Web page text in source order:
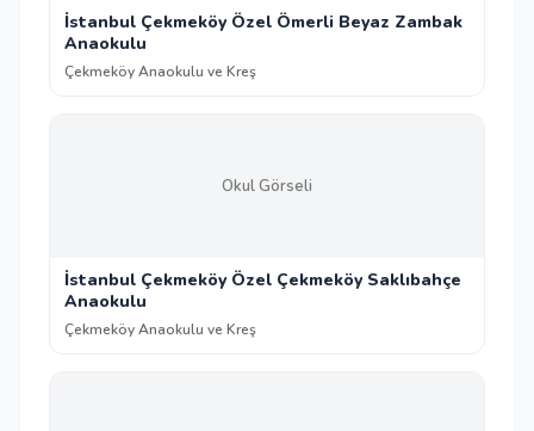
İstanbul Çekmeköy Özel Ömerli Beyaz Zambak
Anaokulu
Çekmeköy Anaokulu ve Kreş
Okul Görseli
İstanbul Çekmeköy Özel Çekmeköy Saklıbahçe
Anaokulu
Çekmeköy Anaokulu ve Kreş